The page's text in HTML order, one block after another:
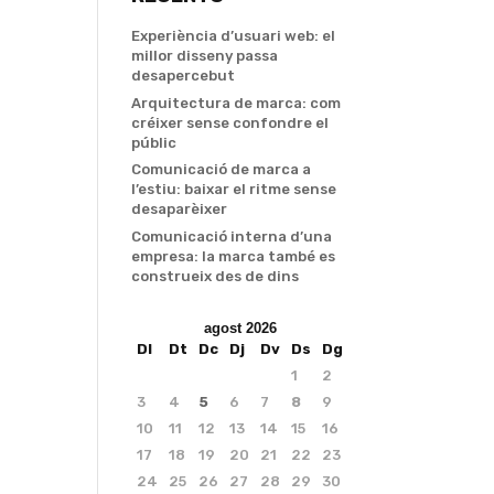
Experiència d’usuari web: el
millor disseny passa
desapercebut
Arquitectura de marca: com
créixer sense confondre el
públic
Comunicació de marca a
l’estiu: baixar el ritme sense
desaparèixer
Comunicació interna d’una
empresa: la marca també es
construeix des de dins
agost 2026
Dl
Dt Dc Dj Dv Ds
Dg
1
2
3
4 5 6 7 8
9
10
11 12 13 14 15
16
17
18 19 20 21 22
23
24
25 26 27 28 29 30